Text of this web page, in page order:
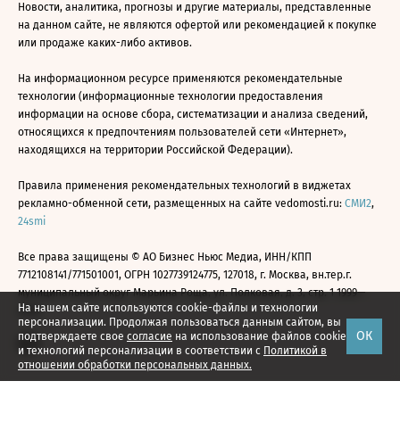
На нашем сайте используются cookie-файлы и технологии
персонализации. Продолжая пользоваться данным сайтом, вы
подтверждаете свое согласие на использование файлов cookie
и технологий персонализации в соответствии с Политикой в
отношении обработки персональных данных.
ОК
Новости, аналитика, прогнозы и другие материалы, представленные
на данном сайте, не являются офертой или рекомендацией к покупке
или продаже каких-либо активов.
На информационном ресурсе применяются рекомендательные
технологии (информационные технологии предоставления
информации на основе сбора, систематизации и анализа сведений,
относящихся к предпочтениям пользователей сети «Интернет»,
находящихся на территории Российской Федерации).
Правила применения рекомендательных технологий в виджетах
рекламно-обменной сети, размещенных на сайте vedomosti.ru: СМИ2,
24smi
Все права защищены © АО Бизнес Ньюс Медиа, ИНН/КПП
7712108141/771501001, ОГРН 1027739124775, 127018, г. Москва, вн.тер.г.
муниципальный округ Марьина Роща, ул. Полковая, д. 3, стр. 1 1999—
2026